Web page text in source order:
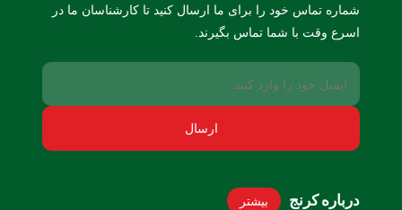
شماره تماس خود را برای ما ارسال کنید تا کارشناسان ما در
اسرع وقت با شما تماس بگیرند.
درباره کرنج بیشتر